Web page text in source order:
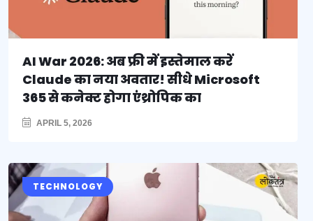
AI War 2026: अब फ्री में इस्तेमाल करें
Claude का नया अवतार! सीधे Microsoft
365 से कनेक्ट होगा एंथ्रोपिक का
APRIL 5, 2026
TECHNOLOGY